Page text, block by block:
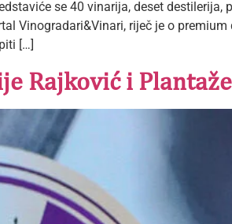
se 40 vinarija, deset
Vinogradari&Vinari, riječ je o
[…]
Rajković i Plantaže